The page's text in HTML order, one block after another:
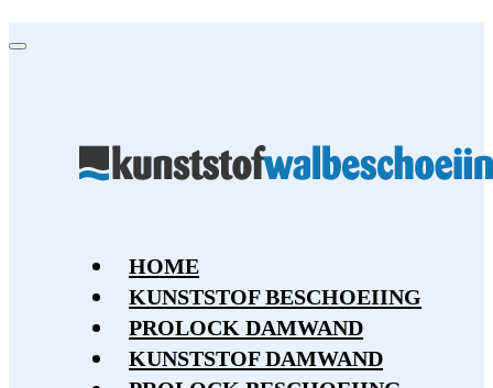
HOME
KUNSTSTOF BESCHOEIING
PROLOCK DAMWAND
KUNSTSTOF DAMWAND